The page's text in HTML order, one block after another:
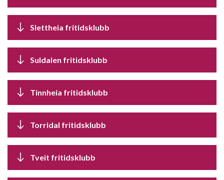
Slettheia fritidsklubb
Suldalen fritidsklubb
Tinnheia fritidsklubb
Torridal fritidsklubb
Tveit fritidsklubb